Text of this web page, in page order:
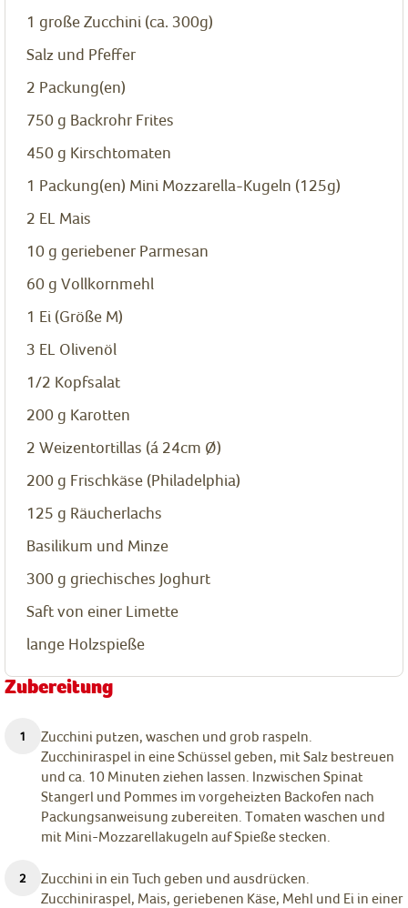
1 große Zucchini (ca. 300g)
Salz und Pfeffer
2 Packung(en)
750 g Backrohr Frites
450 g Kirschtomaten
1 Packung(en) Mini Mozzarella-Kugeln (125g)
2 EL Mais
10 g geriebener Parmesan
60 g Vollkornmehl
1 Ei (Größe M)
3 EL Olivenöl
1/2 Kopfsalat
200 g Karotten
2 Weizentortillas (á 24cm Ø)
200 g Frischkäse (Philadelphia)
125 g Räucherlachs
Basilikum und Minze
300 g griechisches Joghurt
Saft von einer Limette
lange Holzspieße
Zubereitung
Zucchini putzen, waschen und grob raspeln.
Zucchiniraspel in eine Schüssel geben, mit Salz bestreuen
und ca. 10 Minuten ziehen lassen. Inzwischen Spinat
Stangerl und Pommes im vorgeheizten Backofen nach
Packungsanweisung zubereiten. Tomaten waschen und
mit Mini-Mozzarellakugeln auf Spieße stecken.
Zucchini in ein Tuch geben und ausdrücken.
Zucchiniraspel, Mais, geriebenen Käse, Mehl und Ei in einer